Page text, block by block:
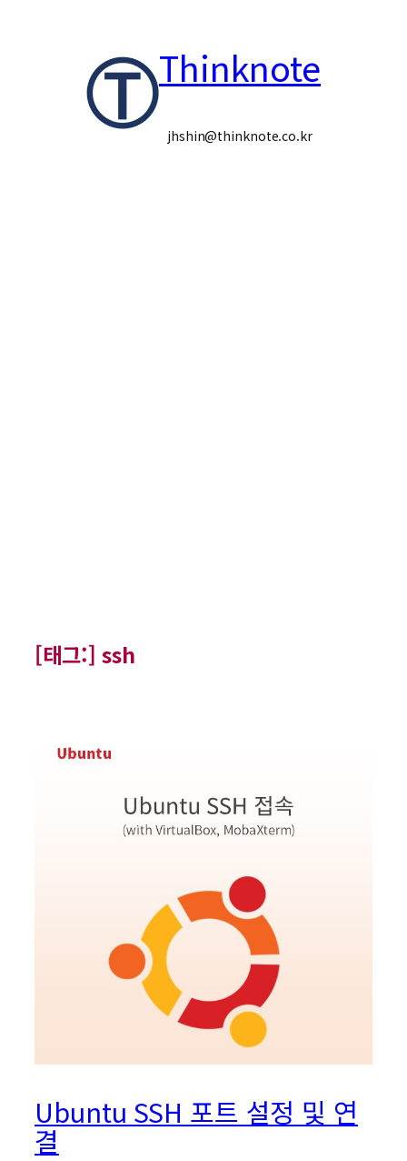
Thinknote
jhshin@thinknote.co.kr
[태그:]ssh
Ubuntu SSH 포트 설정 및 연
결